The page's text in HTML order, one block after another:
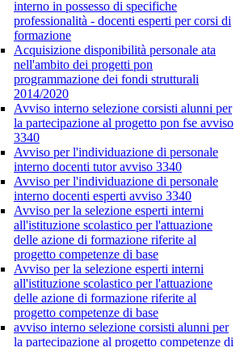
interno in possesso di specifiche
professionalità - docenti esperti per corsi di
formazione
Acquisizione disponibilità personale ata
nell'ambito dei progetti pon
programmazione dei fondi strutturali
2014/2020
Avviso interno selezione corsisti alunni per
la partecipazione al progetto pon fse avviso
3340
Avviso per l'individuazione di personale
interno docenti tutor avviso 3340
Avviso per l'individuazione di personale
interno docenti esperti avviso 3340
Avviso per la selezione esperti interni
all'istituzione scolastico per l'attuazione
delle azione di formazione riferite al
progetto competenze di base
Avviso per la selezione esperti interni
all'istituzione scolastico per l'attuazione
delle azione di formazione riferite al
progetto competenze di base
avviso interno selezione corsisti alunni per
la partecipazione al progetto competenze di